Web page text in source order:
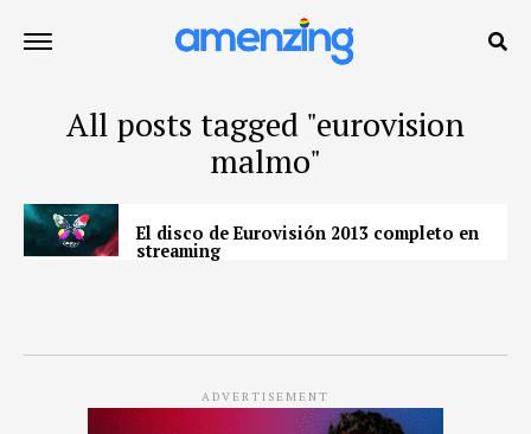
All posts tagged "eurovision
malmo"
El disco de Eurovisión 2013 completo en
streaming
ADVERTISEMENT